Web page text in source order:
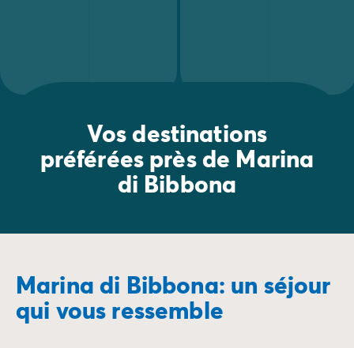
Vos destinations
préférées près de Marina
di Bibbona
Marina di Bibbona: un séjour
qui vous ressemble